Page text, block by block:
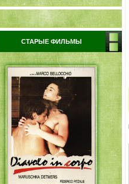
СТАРЫЕ ФИЛЬМЫ